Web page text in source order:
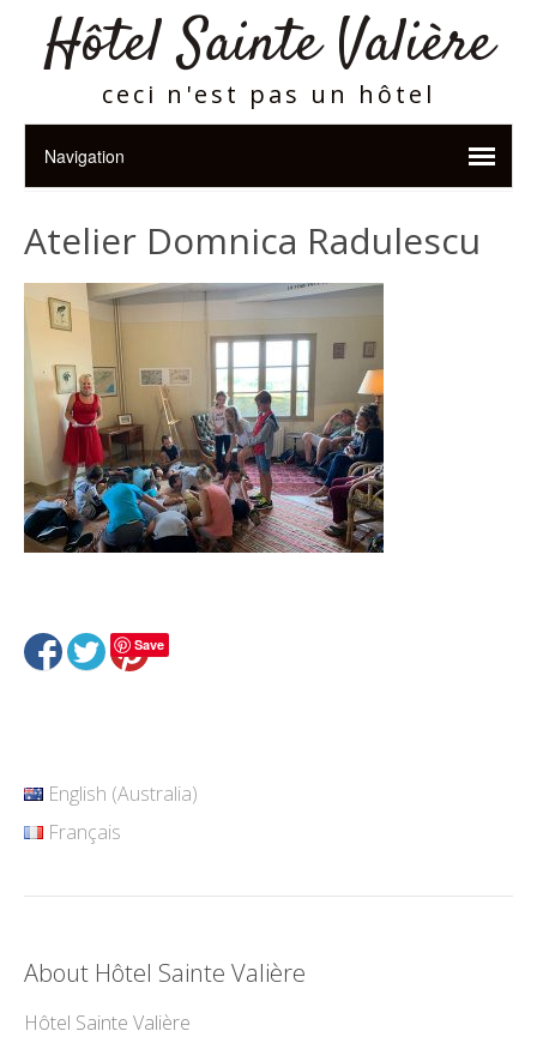
Hôtel Sainte Valière
ceci n'est pas un hôtel
Atelier Domnica Radulescu
Save
English (Australia)
Français
About Hôtel Sainte Valière
Hôtel Sainte Valière